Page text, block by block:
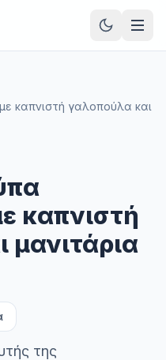
καπνιστή γαλοπούλα και
καπνιστή
μανιτάρια
της